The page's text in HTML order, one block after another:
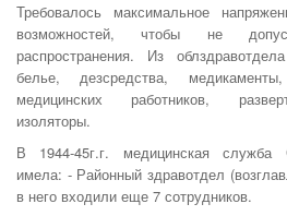
Требовалось максимальное
возможностей, чтобы не
распространения. Из
белье, дезсредства,
медицинских работников,
изоляторы.
В 1944-45г.г. медицинская служба
имела: - Районный здравотдел
в него вхо­дили еще 7 сотрудников.